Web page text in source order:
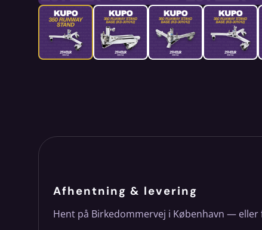
Afhentning & levering
Hent på Birkedommervej i København —